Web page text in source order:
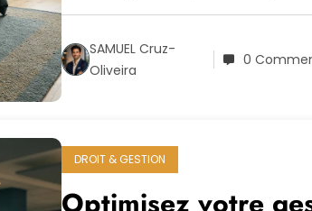
SAMUEL Cruz-
Oliveira
0
DROIT & GESTION